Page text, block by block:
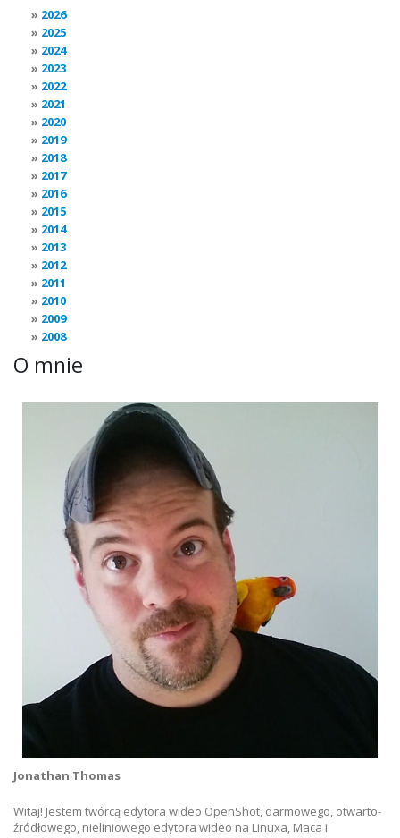
2026
2025
2024
2023
2022
2021
2020
2019
2018
2017
2016
2015
2014
2013
2012
2011
2010
2009
2008
O mnie
Jonathan Thomas
Witaj! Jestem twórcą edytora wideo OpenShot, darmowego, otwarto-
źródłowego, nieliniowego edytora wideo na Linuxa, Maca i